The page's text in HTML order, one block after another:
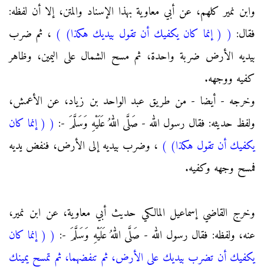
وابن نمير كلهم، عن أبي معاوية بهذا الإسناد والمتن، إلا أن لفظه:
فقال: ( ( إنما كان يكفيك أن تقول بيديك هكذا) ) ، ثم ضرب
بيديه الأرض ضربة واحدة، ثم مسح الشمال على اليمين، وظاهر
كفيه ووجهه.
وخرجه - أيضا - من طريق عبد الواحد بن زياد، عن الأعمش،
ولفظ حديثه: فقال رسول الله - صَلَّى اللهُ عَلَيْهِ وَسَلَّمَ -: ( ( إنما كان
يكفيك أن تقول هكذا) ) ، وضرب بيديه إلى الأرض، فنفض يديه
فمسح وجهه وكفيه.
وخرج القاضي إسماعيل المالكي حديث أبي معاوية، عن ابن نمير،
عنه، ولفظه: فقال رسول الله - صَلَّى اللهُ عَلَيْهِ وَسَلَّمَ -: ( ( إنما كان
يكفيك أن تضرب بيديك على الأرض، ثم تنفضهما، ثم تمسح يمينك